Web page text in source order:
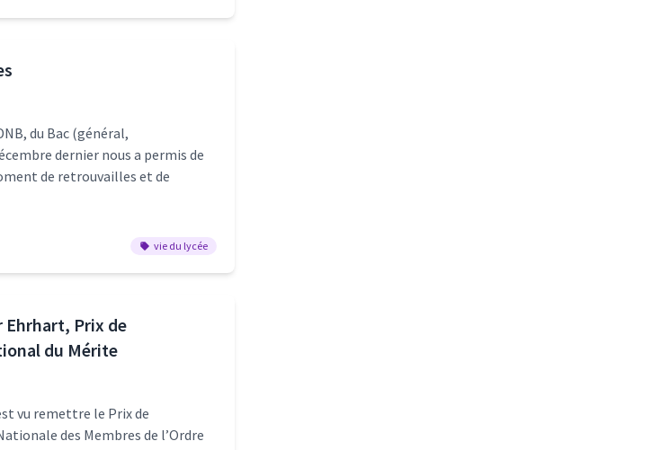
du Bac (général,
dernier nous a permis de
de retrouvailles et de
vie du lycée
Ehrhart, Prix de
du Mérite
vu remettre le Prix de
des Membres de l’Ordre